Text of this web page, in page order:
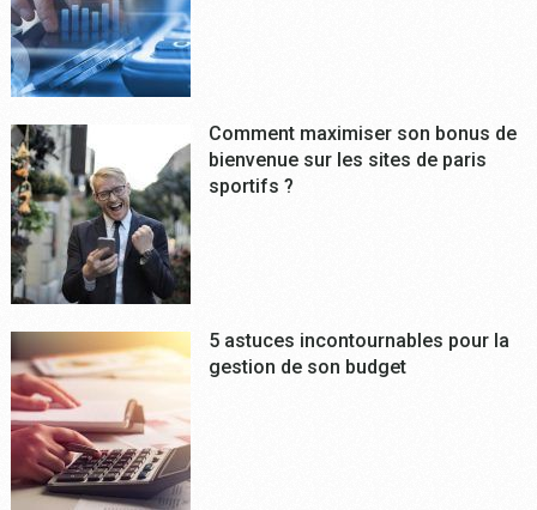
Comment maximiser son bonus de
bienvenue sur les sites de paris
sportifs ?
5 astuces incontournables pour la
gestion de son budget